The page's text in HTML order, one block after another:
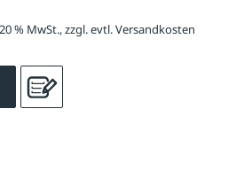
% MwSt., zzgl. evtl. Versandkosten